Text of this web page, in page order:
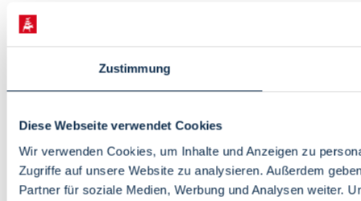
Zustimmung
Diese Webseite verwendet Cookies
Wir verwenden Cookies, um Inhalte und Anzeigen zu
Zugriffe auf unsere Website zu analysieren. Außerdem
Partner für soziale Medien, Werbung und Analysen weiter.